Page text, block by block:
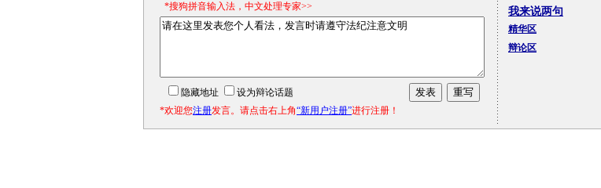
*搜狗拼音输入法，中文处理专家>>
隐藏地址
设为辩论话题
*欢迎您注册发言。请点击右上角“新用户注册”进行注册！
我来说两句
精华区
辩论区